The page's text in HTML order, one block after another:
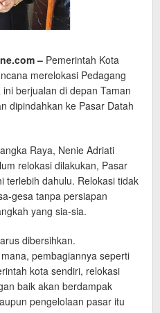
– Pemerintah Kota
merelokasi Pedagang
berjualan di depan Taman
dipindahkan ke Pasar Datah
Raya, Nenie Adriati
relokasi dilakukan, Pasar
terlebih dahulu. Relokasi tidak
gesa tanpa persiapan
yang sia-sia.
dibersihkan.
pembagiannya seperti
kota sendiri, relokasi
baik akan berdampak
pengelolaan pasar itu